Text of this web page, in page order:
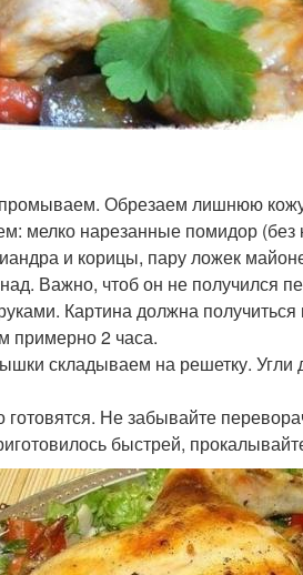
Обрезаем лишнюю
мелко нарезанные помидор (без
и корицы, пару ложек
Важно, чтоб он не получился
Картина должна
примерно 2 часа.
складываем на решетку.
Не забывайте
быстрей,